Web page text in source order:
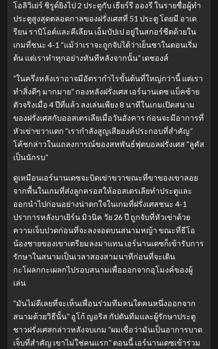
โอลิวิเย่ร์ ชิรูด์ยิงไป 2 ประตูกับ เธียร์รี อองรี ในรายชื่อผู้ทํา
ประตูสูงสุดตลอดกาลของฝรั่งเศสที่ 51 ประตู โดยมี อาเด
รียน ราบิโอต์และคีเลียน เอ็มบัปเป อยู่ในสกอร์ชีตด้วยใน
เกมที่ชนะ 4-1 “แม้ว่าเราจะถูกจับได้ว่าเย็นชาในตอนเริ่ม
ต้น แต่เราทําทุกอย่างทันทีหลังจากนั้น” เดชองส์
“ในครึ่งหลังเราอาจมีอัตรากําไรขั้นต้นที่ใหญ่กว่านี้ แต่เรา
ทําสิ่งดีๆ มากมาย” กองหลังฝรั่งเศส เอร์นานเดซ แบ็คซ้าย
ตัวจริงเมื่อ 4 ปีที่แล้ว ลงเล่นเพียง 8 นาทีในเกมเปิดสนาม
ของฝรั่งเศสกับออสเตรเลียเมื่อวันอังคาร ก่อนจะมีอาการที่
หัวเข่าขวาแตก “เรากำลังสูญเสียองค์ประกอบที่สำคัญ”
โค้ชกล่าวในแถลงการณ์ของสหพันธ์ฟุตบอลฝรั่งเศส “ลูคัส
เป็นนักรบ”
ดูเหมือนเอร์นานเดซจะบิดเข่าขวาขณะที่ขาของเขาลอย
จากพื้นในเกมที่ส่งลูกครอสให้ออสเตรเลียทำประตูและ
ออกนำไปก่อนอย่างน่าตกใจในเกมที่ฝรั่งเศสชนะ 4-1
ปราการหลังบาเยิร์น มิวนิค วัย 26 ปี ถูกจับที่หัวเข่าด้วย
ความเจ็บปวดก่อนที่จะลงจอดบนสนามหญ้า ขณะที่ธีโอ
น้องชายของเขาเตรียมลงมาแทน เอร์นานเดซก็เข้ารับการ
รักษาในสนามเป็นเวลาสองสามนาทีก่อนที่จะเดิน
กะโผลกกะเผลกไปรอบสนามเพื่อออกจากอุโมงค์ของผู้
เล่น
“มันไม่ดีเลยที่จะเห็นเพื่อนร่วมทีมคนใดคนหนึ่งออกจาก
สนามด้วยวิธีนั้น” อูโก้ ญอริส กัปตันทีมและผู้รักษาประตู
ชาวฝรั่งเศสกล่าวหลังจบเกม “ผมเชื่อว่ามันเป็นอาการบาด
เจ็บที่สำคัญ เขาไม่ใช่คนแรก” ตอนนี้ เอร์นานเดซเข้าร่วม